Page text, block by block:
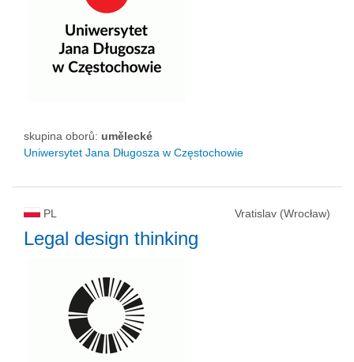
skupina oborů: umělecké
Uniwersytet Jana Długosza w Częstochowie
PL Vratislav (Wrocław)
Legal design thinking